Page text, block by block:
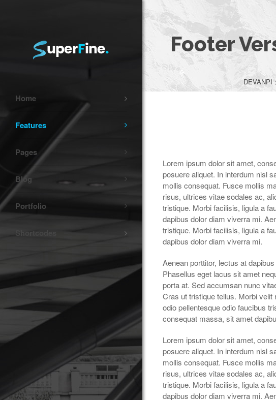
Home
Features
Pages
Blog
Portfolio
Shortcodes
Footer
DEVANPI
Lorem ipsum dolor sit amet,
posuere aliquet. In interdum nisl
mollis consequat. Fusce mollis
risus, ultrices vitae sodales ac,
tristique. Morbi facilisis, ligula a
dapibus dolor diam viverra mi.
tristique. Morbi facilisis, ligula a
dapibus dolor diam viverra mi.
Aenean porttitor, lectus at
Phasellus eget lacus sit amet
porta at. Sed accumsan nunc
Cras ut tristique tellus. Morbi
odio pellentesque odio faucibus
consequat massa, sit amet
Lorem ipsum dolor sit amet,
posuere aliquet. In interdum nisl
mollis consequat. Fusce mollis
risus, ultrices vitae sodales ac,
tristique. Morbi facilisis, ligula a
dapibus dolor diam viverra mi.